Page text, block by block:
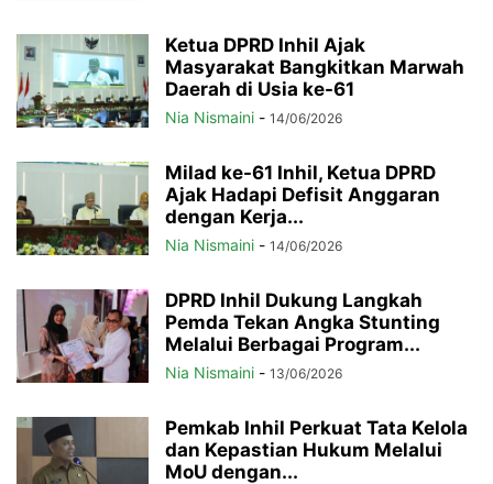
Ketua DPRD Inhil Ajak
Masyarakat Bangkitkan Marwah
Daerah di Usia ke-61
Nia Nismaini - 14/06/2026
Milad ke-61 Inhil, Ketua DPRD
Ajak Hadapi Defisit Anggaran
dengan Kerja...
Nia Nismaini - 14/06/2026
DPRD Inhil Dukung Langkah
Pemda Tekan Angka Stunting
Melalui Berbagai Program...
Nia Nismaini - 13/06/2026
Pemkab Inhil Perkuat Tata Kelola
dan Kepastian Hukum Melalui
MoU dengan...